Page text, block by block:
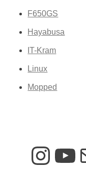
F650GS
Hayabusa
IT-Kram
Linux
Mopped
Instagram YouTube E-Mail